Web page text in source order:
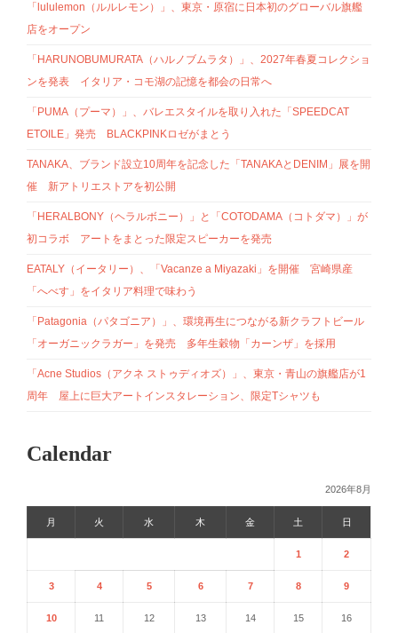
「lululemon（ルルレモン）」、東京・原宿に日本初のグローバル旗艦
店をオープン
「HARUNOBUMURATA（ハルノブムラタ）」、2027年春夏コレクショ
ンを発表 イタリア・コモ湖の記憶を都会の日常へ
「PUMA（プーマ）」、バレエスタイルを取り入れた「SPEEDCAT
ETOILE」発売 BLACKPINKロゼがまとう
TANAKA、ブランド設立10周年を記念した「TANAKAとDENIM」展を開
催 新アトリエストアを初公開
「HERALBONY（ヘラルボニー）」と「COTODAMA（コトダマ）」が
初コラボ アートをまとった限定スピーカーを発売
EATALY（イータリー）、「Vacanze a Miyazaki」を開催 宮崎県産
「へべす」をイタリア料理で味わう
「Patagonia（パタゴニア）」、環境再生につながる新クラフトビール
「オーガニックラガー」を発売 多年生穀物「カーンザ」を採用
「Acne Studios（アクネ ストゥディオズ）」、東京・青山の旗艦店が1
周年 屋上に巨大アートインスタレーション、限定Tシャツも
Calendar
2026年8月
月 火 水 木 金 土 日
1 2
3 4 5 6 7 8 9
10 11 12 13 14 15 16